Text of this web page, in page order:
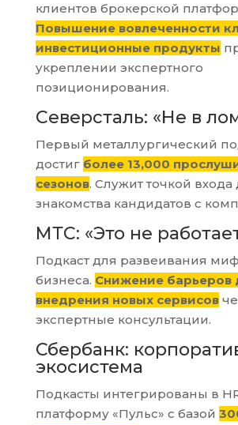
клиентов брокерской
Повышение вовлеченности
инвестиционные продукты
укреплении экспертного
позиционирования.
Северсталь: «Не в
Первый металлургический
достиг более 13,000
сезонов. Служит точкой входа
знакомства кандидатов с
МТС: «Это не
Подкаст для развеивания
бизнеса. Снижение барьеров
внедрения новых сервисов
экспертные консультации.
Сбербанк:
экосистема
Подкасты интегрированы в
платформу «Пульс» с базой